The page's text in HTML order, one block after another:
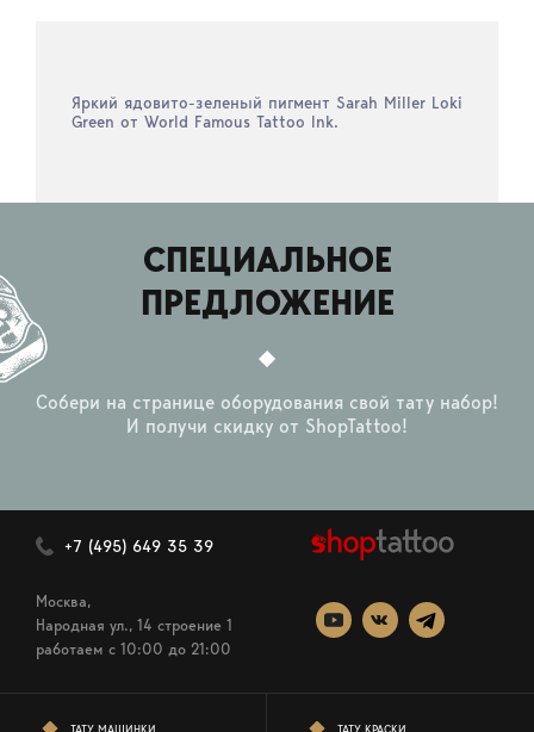
Яркий ядовито-зеленый пигмент Sarah Miller Loki
Green от World Famous Tattoo Ink.
СПЕЦИАЛЬНОЕ
ПРЕДЛОЖЕНИЕ
Собери на странице оборудования свой тату набор!
И получи скидку от ShopTattoo!
+7 (495) 649 35 39
Москва,
Народная ул., 14 строение 1
работаем c 10:00 до 21:00
ТАТУ МАШИНКИ ТАТУ КРАСКИ